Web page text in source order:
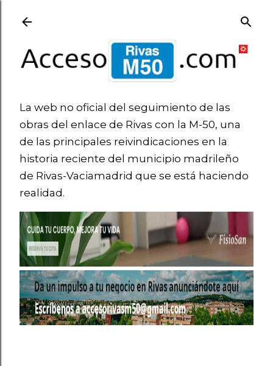
La web no oficial del seguimiento de las
obras del enlace de Rivas con la M-50, una
de las principales reivindicaciones en la
historia reciente del municipio madrileño
de Rivas-Vaciamadrid que se está haciendo
realidad.